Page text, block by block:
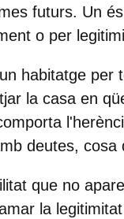
futurs. Un
o per
habitatge per
la casa en
deutes,
que no
la